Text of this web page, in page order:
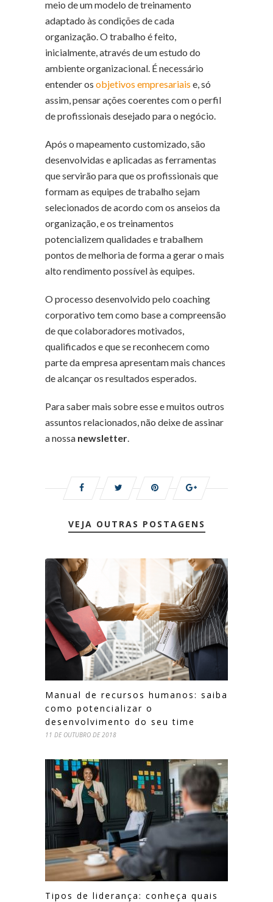
meio de um modelo de treinamento
adaptado às condições de cada
organização. O trabalho é feito,
inicialmente, através de um estudo do
ambiente organizacional. É necessário
entender os objetivos empresariais e, só
assim, pensar ações coerentes com o perfil
de profissionais desejado para o negócio.
Após o mapeamento customizado, são
desenvolvidas e aplicadas as ferramentas
que servirão para que os profissionais que
formam as equipes de trabalho sejam
selecionados de acordo com os anseios da
organização, e os treinamentos
potencializem qualidades e trabalhem
pontos de melhoria de forma a gerar o mais
alto rendimento possível às equipes.
O processo desenvolvido pelo coaching
corporativo tem como base a compreensão
de que colaboradores motivados,
qualificados e que se reconhecem como
parte da empresa apresentam mais chances
de alcançar os resultados esperados.
Para saber mais sobre esse e muitos outros
assuntos relacionados, não deixe de assinar
a nossa newsletter
VEJA OUTRAS POSTAGENS
Manual de recursos humanos: saiba
como potencializar o
desenvolvimento do seu time
11 DE OUTUBRO DE 2018
Tipos de liderança: conheça quais